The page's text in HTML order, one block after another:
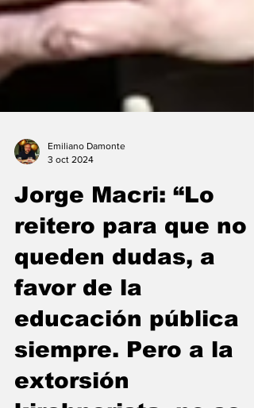
Emiliano Damonte
3 oct 2024
Jorge Macri: “Lo
reitero para que no
queden dudas, a
favor de la
educación pública